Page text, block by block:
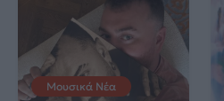
Μουσικά Νέα